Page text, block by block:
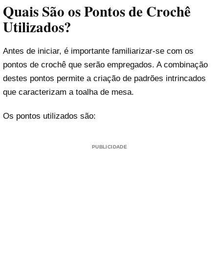
Quais São os Pontos de Crochê
Utilizados?
Antes de iniciar, é importante familiarizar-se com os
pontos de crochê que serão empregados. A combinação
destes pontos permite a criação de padrões intrincados
que caracterizam a toalha de mesa.
Os pontos utilizados são:
PUBLICIDADE